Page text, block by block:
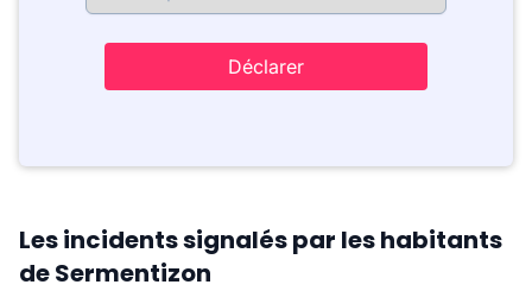
Déclarer
Les incidents signalés par les habitants
de Sermentizon